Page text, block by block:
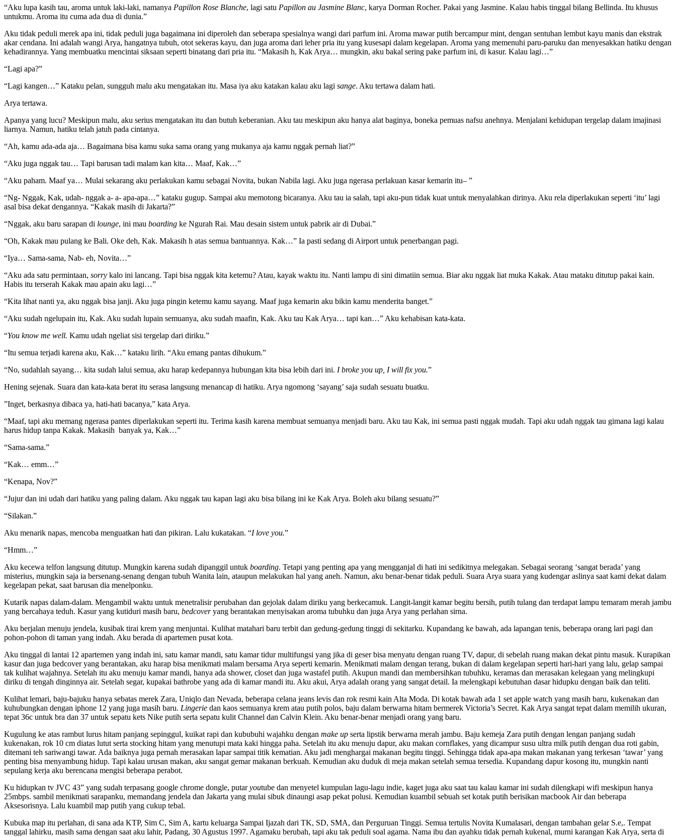
“Aku lupa kasih tau, aroma untuk laki-laki, namanya Papillon Rose Blanche, lagi satu Papillon au Jasmine Blanc, karya Dorman Rocher. Pakai yang Jasmine. Kalau habis tinggal bilang Bellinda. Itu khusus
untukmu. Aroma itu cuma ada dua di dunia.”
Aku tidak peduli merek apa ini, tidak peduli juga bagaimana ini diperoleh dan seberapa spesialnya wangi dari parfum ini. Aroma mawar putih bercampur mint, dengan sentuhan lembut kayu manis dan ekstrak
akar cendana. Ini adalah wangi Arya, hangatnya tubuh, otot sekeras kayu, dan juga aroma dari leher pria itu yang kusesapi dalam kegelapan. Aroma yang memenuhi paru-paruku dan menyesakkan hatiku dengan
kehadirannya. Yang membuatku mencintai siksaan seperti binatang dari pria itu. “Makasih h, Kak Arya… mungkin, aku bakal sering pake parfum ini, di kasur. Kalau lagi…”
“Lagi apa?”
“Lagi kangen…” Kataku pelan, sungguh malu aku mengatakan itu. Masa iya aku katakan kalau aku lagi sange. Aku tertawa dalam hati.
Arya tertawa.
Apanya yang lucu? Meskipun malu, aku serius mengatakan itu dan butuh keberanian. Aku tau meskipun aku hanya alat baginya, boneka pemuas nafsu anehnya. Menjalani kehidupan tergelap dalam imajinasi
liarnya. Namun, hatiku telah jatuh pada cintanya.
“Ah, kamu ada-ada aja… Bagaimana bisa kamu suka sama orang yang mukanya aja kamu nggak pernah liat?”
“Aku juga nggak tau… Tapi barusan tadi malam kan kita… Maaf, Kak…”
“Aku paham. Maaf ya… Mulai sekarang aku perlakukan kamu sebagai Novita, bukan Nabila lagi. Aku juga ngerasa perlakuan kasar kemarin itu– ”
“Ng- Nggak, Kak, udah- nggak a- a- apa-apa…” kataku gugup. Sampai aku memotong bicaranya. Aku tau ia salah, tapi aku-pun tidak kuat untuk menyalahkan dirinya. Aku rela diperlakukan seperti ‘itu’ lagi
asal bisa dekat dengannya. “Kakak masih di Jakarta?”
“Nggak, aku baru sarapan di lounge, ini mau boarding ke Ngurah Rai. Mau desain sistem untuk pabrik air di Dubai.”
“Oh, Kakak mau pulang ke Bali. Oke deh, Kak. Makasih h atas semua bantuannya. Kak…” Ia pasti sedang di Airport untuk penerbangan pagi.
“Iya… Sama-sama, Nab- eh, Novita…”
“Aku ada satu permintaan, sorry kalo ini lancang. Tapi bisa nggak kita ketemu? Atau, kayak waktu itu. Nanti lampu di sini dimatiin semua. Biar aku nggak liat muka Kakak. Atau mataku ditutup pakai kain.
Habis itu terserah Kakak mau apain aku lagi…”
“Kita lihat nanti ya, aku nggak bisa janji. Aku juga pingin ketemu kamu sayang. Maaf juga kemarin aku bikin kamu menderita banget.”
“Aku sudah ngelupain itu, Kak. Aku sudah lupain semuanya, aku sudah maafin, Kak. Aku tau Kak Arya… tapi kan…” Aku kehabisan kata-kata.
“You know me well. Kamu udah ngeliat sisi tergelap dari diriku.”
“Itu semua terjadi karena aku, Kak…” kataku lirih. “Aku emang pantas dihukum.”
“No, sudahlah sayang… kita sudah lalui semua, aku harap kedepannya hubungan kita bisa lebih dari ini. I broke you up, I will fix you.”
Hening sejenak. Suara dan kata-kata berat itu serasa langsung menancap di hatiku. Arya ngomong ‘sayang’ saja sudah sesuatu buatku.
”Inget, berkasnya dibaca ya, hati-hati bacanya,” kata Arya.
“Maaf, tapi aku memang ngerasa pantes diperlakukan seperti itu. Terima kasih karena membuat semuanya menjadi baru. Aku tau Kak, ini semua pasti nggak mudah. Tapi aku udah nggak tau gimana lagi kalau
harus hidup tanpa Kakak. Makasih banyak ya, Kak…”
“Sama-sama.”
“Kak… emm…”
“Kenapa, Nov?”
“Jujur dan ini udah dari hatiku yang paling dalam. Aku nggak tau kapan lagi aku bisa bilang ini ke Kak Arya. Boleh aku bilang sesuatu?”
“Silakan.”
Aku menarik napas, mencoba menguatkan hati dan pikiran. Lalu kukatakan. “I love you.”
“Hmm…”
Aku kecewa telfon langsung ditutup. Mungkin karena sudah dipanggil untuk boarding. Tetapi yang penting apa yang mengganjal di hati ini sedikitnya melegakan. Sebagai seorang ‘sangat berada’ yang
misterius, mungkin saja ia bersenang-senang dengan tubuh Wanita lain, ataupun melakukan hal yang aneh. Namun, aku benar-benar tidak peduli. Suara Arya suara yang kudengar aslinya saat kami dekat dalam
kegelapan pekat, saat barusan dia menelponku.
Kutarik napas dalam-dalam. Mengambil waktu untuk menetralisir perubahan dan gejolak dalam diriku yang berkecamuk. Langit-langit kamar begitu bersih, putih tulang dan terdapat lampu temaram merah jambu
yang bercahaya teduh. Kasur yang kutiduri masih baru, bedcoveryang berantakan menyisakan aroma tubuhku dan juga Arya yang perlahan sirna.
Aku berjalan menuju jendela, kusibak tirai krem yang menjuntai. Kulihat matahari baru terbit dan gedung-gedung tinggi di sekitarku. Kupandang ke bawah, ada lapangan tenis, beberapa orang lari pagi dan
pohon-pohon di taman yang indah. Aku berada di apartemen pusat kota.
Aku tinggal di lantai 12 apartemen yang indah ini, satu kamar mandi, satu kamar tidur multifungsi yang jika di geser bisa menyatu dengan ruang TV, dapur, di sebelah ruang makan dekat pintu masuk. Kurapikan
kasur dan juga bedcover yang berantakan, aku harap bisa menikmati malam bersama Arya seperti kemarin. Menikmati malam dengan terang, bukan di dalam kegelapan seperti hari-hari yang lalu, gelap sampai
tak kulihat wajahnya. Setelah itu aku menuju kamar mandi, hanya ada shower, closet dan juga wastafel putih. Akupun mandi dan membersihkan tubuhku, keramas dan merasakan kelegaan yang melingkupi
diriku di tengah dinginnya air. Setelah segar, kupakai bathrobe yang ada di kamar mandi itu. Aku akui, Arya adalah orang yang sangat detail. Ia melengkapi kebutuhan dasar hidupku dengan baik dan teliti.
Kulihat lemari, baju-bajuku hanya sebatas merek Zara, Uniqlo dan Nevada, beberapa celana jeans levis dan rok resmi kain Alta Moda. Di kotak bawah ada 1 set apple watch yang masih baru, kukenakan dan
kuhubungkan dengan iphone 12 yang juga masih baru. Lingerie dan kaos semuanya krem atau putih polos, baju dalam berwarna hitam bermerek Victoria’s Secret. Kak Arya sangat tepat dalam memilih ukuran,
tepat 36c untuk bra dan 37 untuk sepatu kets Nike putih serta sepatu kulit Channel dan Calvin Klein. Aku benar-benar menjadi orang yang baru.
Kugulung ke atas rambut lurus hitam panjang sepinggul, kuikat rapi dan kububuhi wajahku dengan make up serta lipstik berwarna merah jambu. Baju kemeja Zara putih dengan lengan panjang sudah
kukenakan, rok 10 cm diatas lutut serta stocking hitam yang menutupi mata kaki hingga paha. Setelah itu aku menuju dapur, aku makan cornflakes, yang dicampur susu ultra milk putih dengan dua roti gabin,
ditemani teh sariwangi tawar. Ada baiknya juga pernah merasakan lapar sampai titik kematian. Aku jadi menghargai makanan begitu tinggi. Sehingga tidak apa-apa makan makanan yang terkesan ‘tawar’ yang
penting bisa menyambung hidup. Tapi kalau urusan makan, aku sangat gemar makanan berkuah. Kemudian aku duduk di meja makan setelah semua tersedia. Kupandang dapur kosong itu, mungkin nanti
sepulang kerja aku berencana mengisi beberapa perabot.
Ku hidupkan tv JVC 43” yang sudah terpasang google chrome dongle, putaryoutube dan menyetel kumpulan lagu-lagu indie, kaget juga aku saat tau kalau kamar ini sudah dilengkapi wifi meskipun hanya
25mbps. sambil menikmati sarapanku, memandang jendela dan Jakarta yang mulai sibuk dinaungi asap pekat polusi. Kemudian kuambil sebuah set kotak putih berisikan macbook Air dan beberapa
Aksesorisnya. Lalu kuambil map putih yang cukup tebal.
Kubuka map itu perlahan, di sana ada KTP, Sim C, Sim A, kartu keluarga Sampai Ijazah dari TK, SD, SMA, dan Perguruan Tinggi. Semua tertulis Novita Kumalasari, dengan tambahan gelar S.e,. Tempat
tanggal lahirku, masih sama dengan saat aku lahir, Padang, 30 Agustus 1997. Agamaku berubah, tapi aku tak peduli soal agama. Nama ibu dan ayahku tidak pernah kukenal, murni karangan Kak Arya, serta di